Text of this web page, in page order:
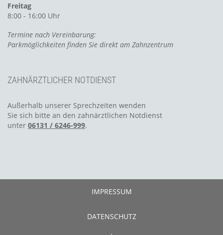
Freitag
8:00 - 16:00 Uhr
Termine nach Vereinbarung:
Parkmöglichkeiten finden Sie direkt am Zahnzentrum
ZAHNÄRZTLICHER NOTDIENST
Außerhalb unserer Sprechzeiten wenden
Sie sich bitte an den zahnärztlichen Notdienst
unter 06131 / 6246-999.
IMPRESSUM
DATENSCHUTZ